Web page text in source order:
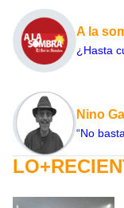
A la
¿Hasta
Nino
“No